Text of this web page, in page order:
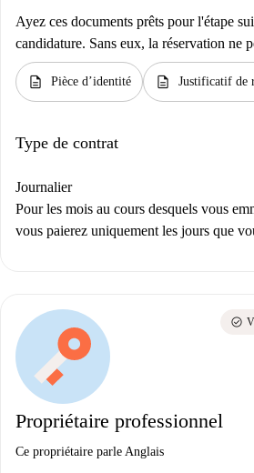
Ayez ces documents prêts pour l'étape
candidature. Sans eux, la réservation ne
description Pièce d’identité description Justificatif de
Type de contrat
Journalier
Pour les mois au cours desquels vous
vous paierez uniquement les jours que
Propriétaire professionnel
Ce propriétaire parle Anglais
check_circle